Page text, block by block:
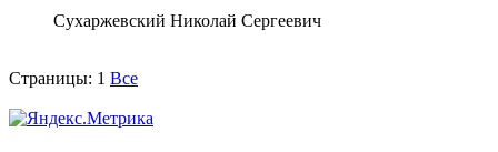
Сухаржевский Николай Сергеевич
Страницы: 1 Все